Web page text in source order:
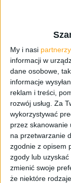
My i nasi partnerzy
informacji w
dane osobowe,
informacje
reklam i treści,
rozwój usług. Za
wykorzystywać
przez skanowanie
na przetwarzanie
zgodnie z opisem
zgody lub uzyskać
zmienić swoje
że niektóre
Gear S